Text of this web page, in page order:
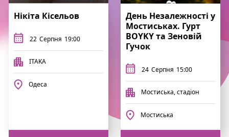
Нікіта Кісельов
22 Серпня 19:00
ITAKA
Одеса
День Незалежності у
Мостиськах. Гурт
BOYKY та Зеновій
Гучок
24 Серпня 15:00
Мостиська, стадіон
Мостиська